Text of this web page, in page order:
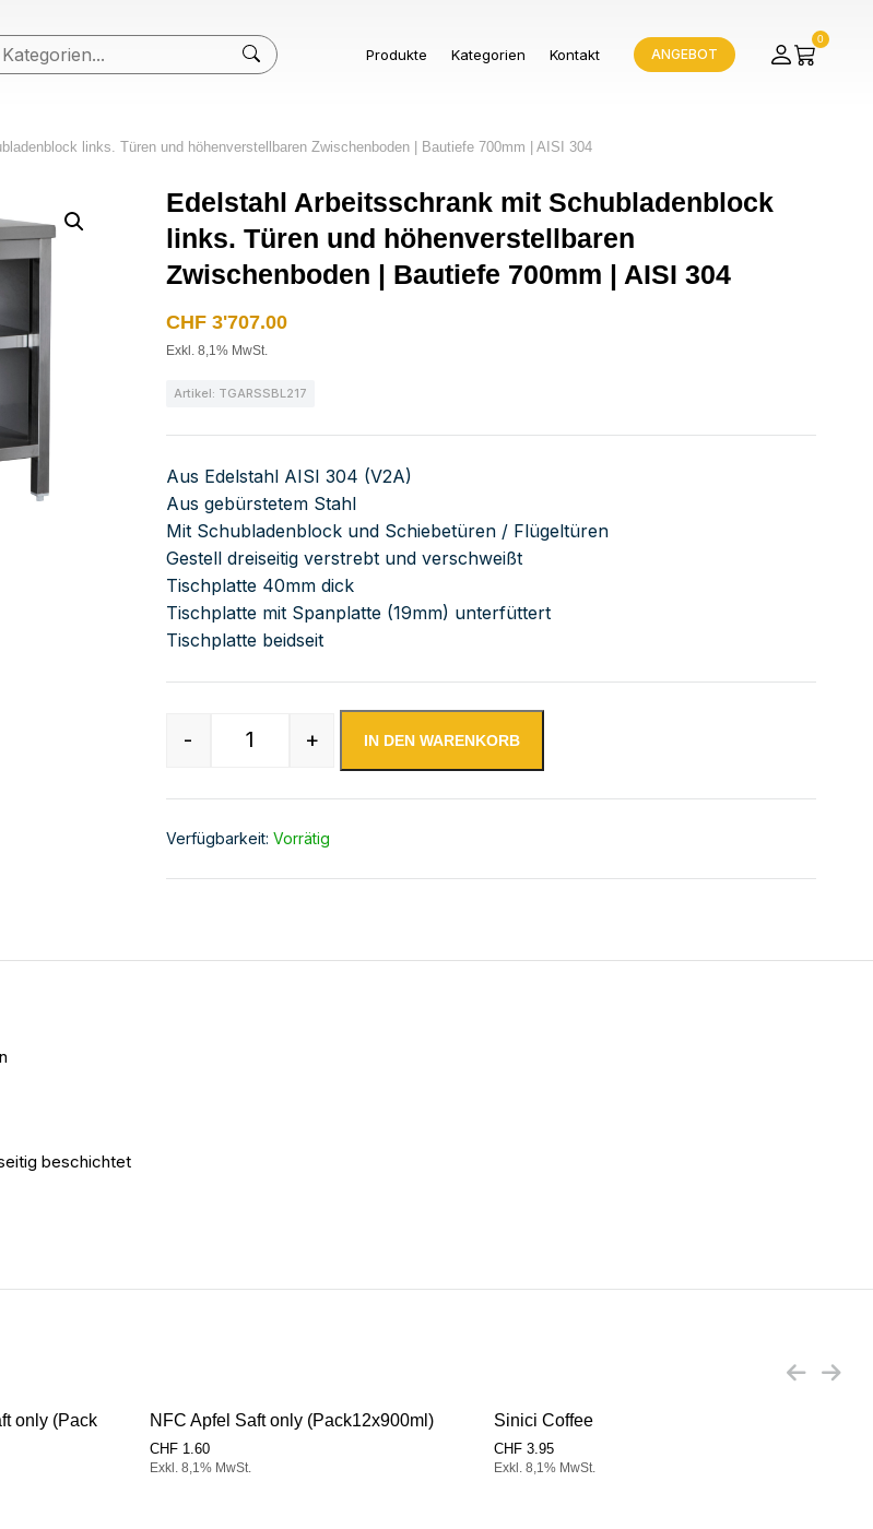
Produkte Kategorien Kontakt ANGEBOT
0
links. Türen und höhenverstellbaren Zwischenboden | Bautiefe 700mm | AISI 304
Edelstahl Arbeitsschrank mit Schubladenblock
links. Türen und höhenverstellbaren
Zwischenboden | Bautiefe 700mm | AISI 304
CHF3'707.00
Exkl. 8,1% MwSt.
Artikel: TGARSSBL217
Aus Edelstahl AISI 304 (V2A)
Aus gebürstetem Stahl
Mit Schubladenblock und Schiebetüren / Flügeltüren
Gestell dreiseitig verstrebt und verschweißt
Tischplatte 40mm dick
Tischplatte mit Spanplatte (19mm) unterfüttert
Tischplatte beidseit
Edelstahl Arbeitsschrank mit Schubladenblock links. Türen und
- + IN DEN WARENKORB
Verfügbarkeit: Vorrätig
beschichtet
only (Pack
NFC Apfel Saft only (Pack12x900ml)
CHF 1.60
Exkl. 8,1% MwSt.
Sinici Coffee
CHF 3.95
Exkl. 8,1% MwSt.